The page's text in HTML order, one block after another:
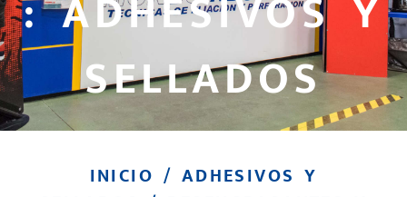
: ADHESIVOS Y
SELLADOS
INICIO / ADHESIVOS Y